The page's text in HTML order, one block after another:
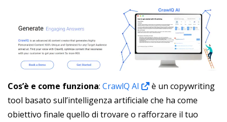
Cos’è e come funziona: CrawlQ AI
è un copywriting
tool basato sull’intelligenza artificiale che ha come
obiettivo finale quello di trovare o rafforzare il tuo